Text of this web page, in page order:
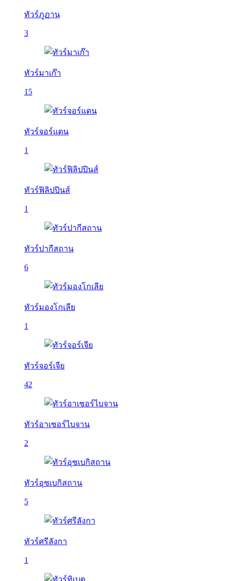
ทัวร์ภูฏาน
3
ทัวร์มาเก๊า
15
ทัวร์จอร์แดน
1
ทัวร์ฟิลิปปินส์
1
ทัวร์ปากีสถาน
6
ทัวร์มองโกเลีย
1
ทัวร์จอร์เจีย
42
ทัวร์อาเซอร์ไบจาน
2
ทัวร์อุซเบกิสถาน
5
ทัวร์ศรีลังกา
1